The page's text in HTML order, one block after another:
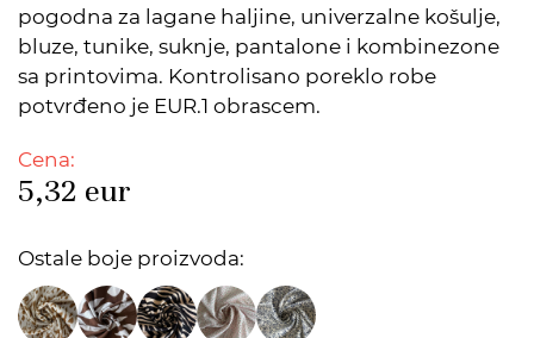
pogodna za lagane haljine, univerzalne košulje,
bluze, tunike, suknje, pantalone i kombinezone
sa printovima. Kontrolisano poreklo robe
potvrđeno je EUR.1 obrascem.
Cena:
5,32 eur
Ostale boje proizvoda: